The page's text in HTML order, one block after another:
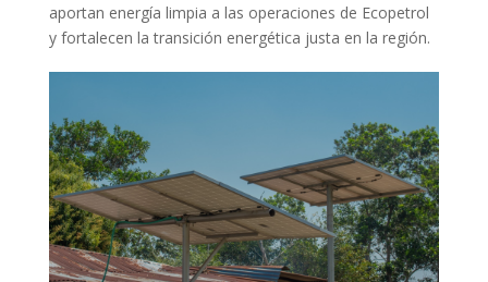
aportan energía limpia a las operaciones de Ecopetrol
y fortalecen la transición energética justa en la región.